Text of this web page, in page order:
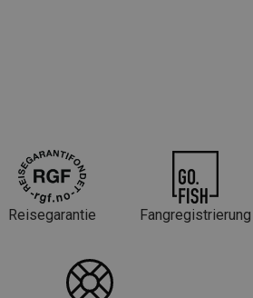
Reisegarantie Fangregistrierung